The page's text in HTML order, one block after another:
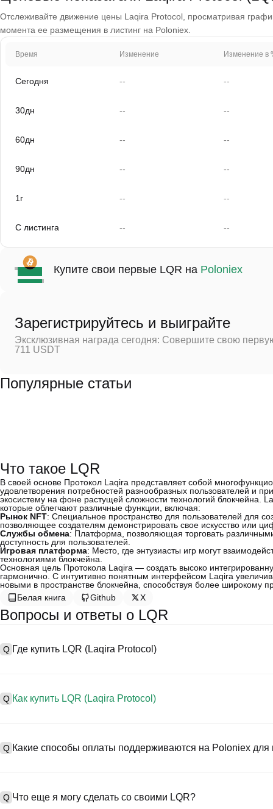
Отслеживайте движение цены Laqira Protocol, просматривая
момента ее размещения в листинг на Poloniex.
Время Изменение Изменение в
Сегодня -- --
30дн -- --
60дн -- --
90дн -- --
1г -- --
С листинга -- --
Купите свои первые LQR на Poloniex
Зарегистрируйтесь и выиграйте
Эксклюзивная награда сегодня: Совершите свою
711 USDT
Популярные статьи
Что такое LQR
В своей основе Протокол Laqira представляет собой
удовлетворения потребностей разнообразных пользователей и
экосистему на фоне растущей сложности технологий блокчейна.
которые облегчают различные функции, включая:
Рынок NFT: Специальное пространство для пользователей для
позволяющее создателям демонстрировать свое искусство или
Службы обмена: Платформа, позволяющая торговать
доступность для пользователей.
Игровая платформа: Место, где энтузиасты игр могут
технологиями блокчейна.
Основная цель Протокола Laqira — создать высоко
гармонично. С интуитивно понятным интерфейсом Laqira
новыми в пространстве блокчейна, способствуя более широкому
Белая книга
Github X
Вопросы и ответы о LQR
Q Где купить LQR (Laqira Protocol)
предоставляют удобные интерфейсы, высокую ликвидность и
Например, Poloniex поддерживает торговлю разнообразными
Процесс покупки Laqira Protocol на CEX следующий:
1. Создайте учетную запись и пройдите KYC-верификацию.
4. Разместите рыночный/лимитный ордер на покупку.
Q Как купить LQR (Laqira Protocol)
торговать LQR (Laqira Protocol) и широким спектром
Q Какие способы оплаты поддерживаются на Poloniex для
1) Кредитные/дебетовые карты (такие как Visa и Mastercard)
2) P2P-торговля для покупки USDT у других пользователей
Q Что еще я могу сделать со своими LQR?